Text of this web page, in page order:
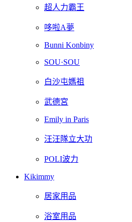
超人力霸王
哆啦A夢
Bunni Konbiny
SOU·SOU
白沙屯媽祖
武德宮
Emily in Paris
汪汪隊立大功
POLI波力
Kikimmy
居家用品
浴室用品